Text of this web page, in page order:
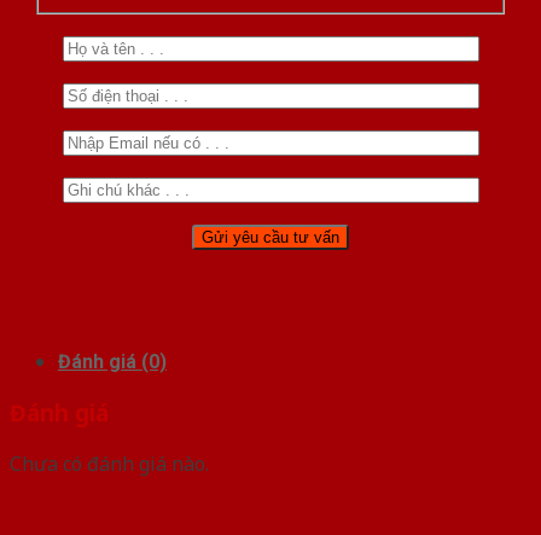
Đánh giá (0)
Đánh giá
Chưa có đánh giá nào.